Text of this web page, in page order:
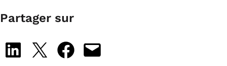
Partager sur
Share on LinkedIn
Share on X Share on Facebook
Email this Page